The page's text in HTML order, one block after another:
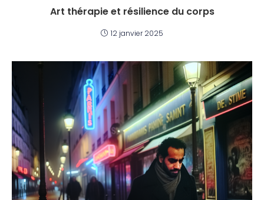
Art thérapie et résilience du corps
12 janvier 2025